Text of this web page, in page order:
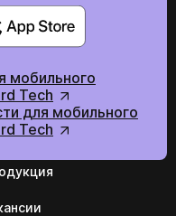
мобильного
Tech
для мобильного
Tech